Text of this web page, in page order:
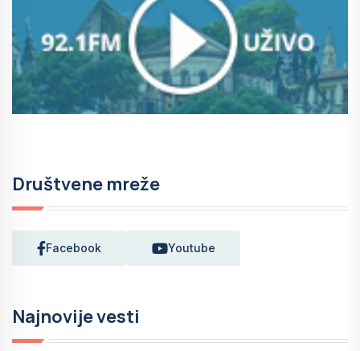
Društvene mreže
Facebook Youtube
Najnovije vesti